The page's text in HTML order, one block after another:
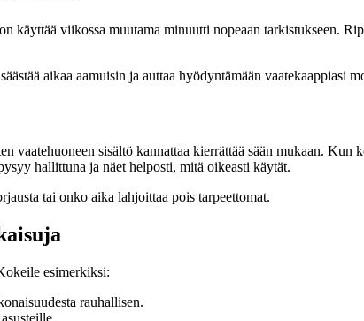
käyttää viikossa muutama minuutti nopeaan tarkistukseen.
aikaa aamuisin ja auttaa hyödyntämään vaatekaappiasi
vaatehuoneen sisältö kannattaa kierrättää sään mukaan.
hallittuna ja näet helposti, mitä oikeasti käytät.
tai onko aika lahjoittaa pois tarpeettomat.
esimerkiksi:
rauhallisen.